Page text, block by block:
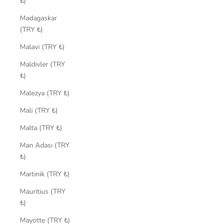
Madagaskar
(TRY ₺)
Malavi (TRY ₺)
Maldivler (TRY
₺)
Malezya (TRY ₺)
Mali (TRY ₺)
Malta (TRY ₺)
Man Adası (TRY
₺)
Martinik (TRY ₺)
Mauritius (TRY
₺)
Mayotte (TRY ₺)